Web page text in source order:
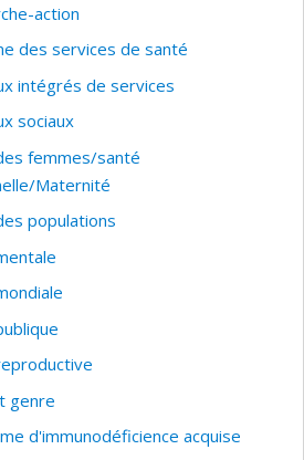
action
des services de santé
intégrés de services
sociaux
femmes/santé
Maternité
populations
genre
d'immunodéficience acquise